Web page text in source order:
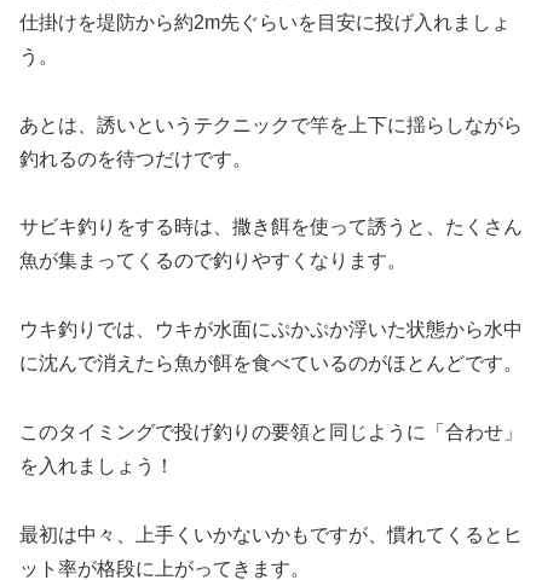
仕掛けを堤防から約2m先ぐらいを目安に投げ入れましょ
う。
あとは、誘いというテクニックで竿を上下に揺らしながら
釣れるのを待つだけです。
サビキ釣りをする時は、撒き餌を使って誘うと、たくさん
魚が集まってくるので釣りやすくなります。
ウキ釣りでは、ウキが水面にぷかぷか浮いた状態から水中
に沈んで消えたら魚が餌を食べているのがほとんどです。
このタイミングで投げ釣りの要領と同じように「合わせ」
を入れましょう！
最初は中々、上手くいかないかもですが、慣れてくるとヒ
ット率が格段に上がってきます。